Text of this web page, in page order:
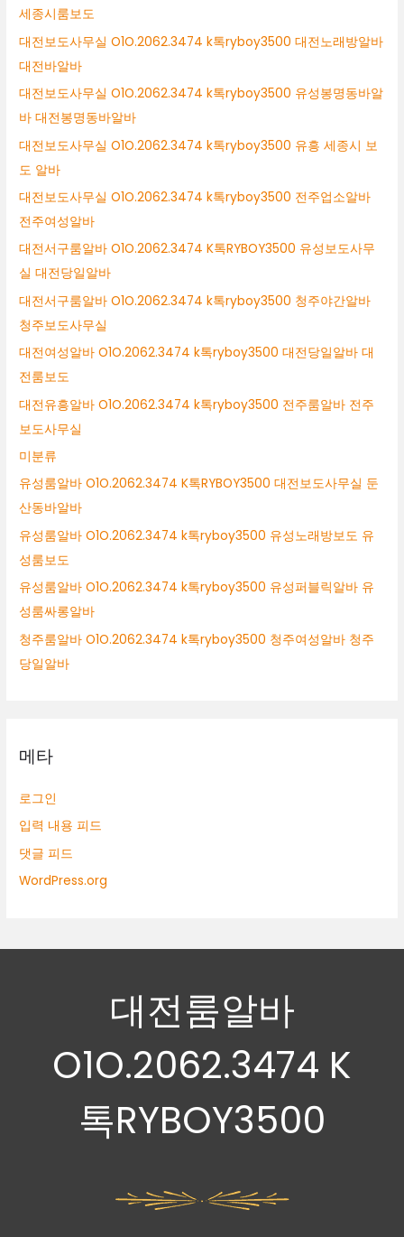
세종시룸보도
대전보도사무실 O1O.2062.3474 k톡ryboy3500 대전노래방알바
대전바알바
대전보도사무실 O1O.2062.3474 k톡ryboy3500 유성봉명동바알
바 대전봉명동바알바
대전보도사무실 O1O.2062.3474 k톡ryboy3500 유흥 세종시 보
도 알바
대전보도사무실 O1O.2062.3474 k톡ryboy3500 전주업소알바
전주여성알바
대전서구룸알바 O1O.2062.3474 K톡RYBOY3500 유성보도사무
실 대전당일알바
대전서구룸알바 O1O.2062.3474 k톡ryboy3500 청주야간알바
청주보도사무실
대전여성알바 O1O.2062.3474 k톡ryboy3500 대전당일알바 대
전룸보도
대전유흥알바 O1O.2062.3474 k톡ryboy3500 전주룸알바 전주
보도사무실
미분류
유성룸알바 O1O.2062.3474 K톡RYBOY3500 대전보도사무실 둔
산동바알바
유성룸알바 O1O.2062.3474 k톡ryboy3500 유성노래방보도 유
성룸보도
유성룸알바 O1O.2062.3474 k톡ryboy3500 유성퍼블릭알바 유
성룸싸롱알바
청주룸알바 O1O.2062.3474 k톡ryboy3500 청주여성알바 청주
당일알바
메타
로그인
입력 내용 피드
댓글 피드
WordPress.org
대전룸알바
O1O.2062.3474 K
톡RYBOY3500